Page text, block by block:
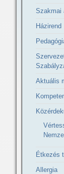
Szakmai
Házirend
Aktuális
Étkezés
Allergia